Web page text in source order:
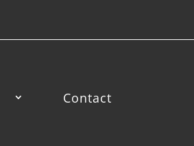
Contact